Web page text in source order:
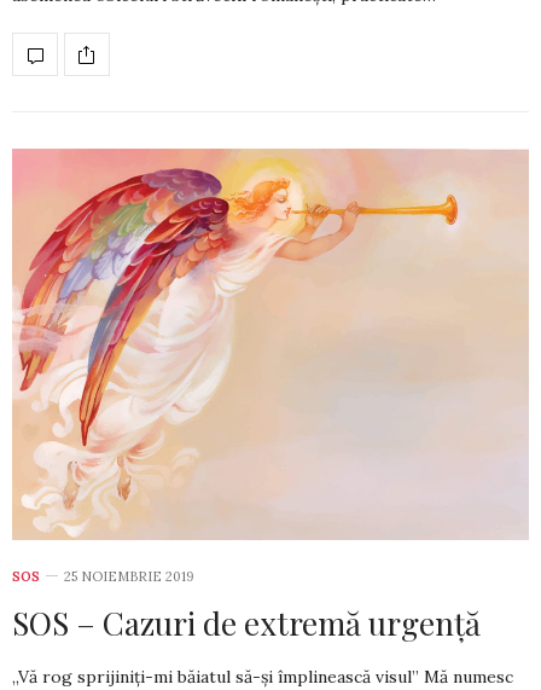
SOS 25 NOIEMBRIE 2019
SOS – Cazuri de extremă urgență
„Vă rog sprijiniți-mi băiatul să-și împlinească visul” Mă numesc